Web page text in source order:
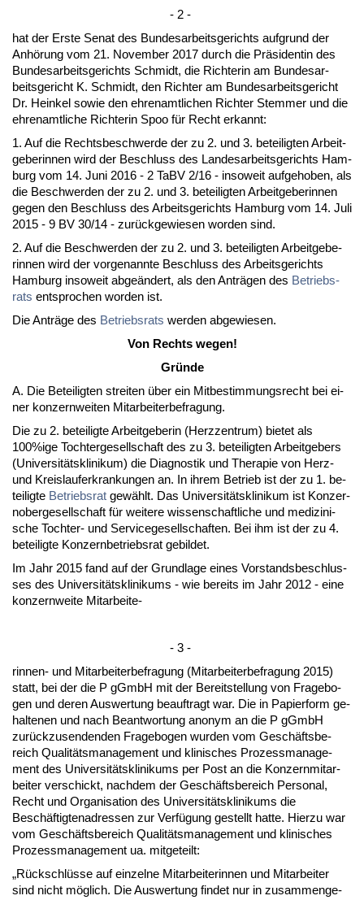
- 2 -
hat der Ers­te Se­nat des Bun­des­ar­beits­ge­richts auf­grund der
Anhörung vom 21. No­vem­ber 2017 durch die Präsi­den­tin des
Bun­des­ar­beits­ge­richts Schmidt, die Rich­te­rin am Bun­des­ar­
beits­ge­richt K. Schmidt, den Rich­ter am Bun­des­ar­beits­ge­richt
Dr. Hein­kel so­wie den eh­ren­amt­li­chen Rich­ter Stem­mer und die
eh­ren­amt­li­che Rich­te­rin Spoo für Recht er­kannt:
1. Auf die Rechts­be­schwer­de der zu 2. und 3. be­tei­lig­ten Ar­beit­
ge­be­rin­nen wird der Be­schluss des Lan­des­ar­beits­ge­richts Ham­
burg vom 14. Ju­ni 2016 - 2 TaBV 2/16 - in­so­weit auf­ge­ho­ben, als
die Be­schwer­den der zu 2. und 3. be­tei­lig­ten Ar­beit­ge­be­rin­nen
ge­gen den Be­schluss des Ar­beits­ge­richts Ham­burg vom 14. Ju­li
2015 - 9 BV 30/14 - zurück­ge­wie­sen wor­den sind.
2. Auf die Be­schwer­den der zu 2. und 3. be­tei­lig­ten Ar­beit­ge­be­
rin­nen wird der vor­ge­nann­te Be­schluss des Ar­beits­ge­richts
Ham­burg in­so­weit ab­geändert, als den Anträgen des Be­triebs­
rats ent­spro­chen wor­den ist.
Die Anträge des Be­triebs­rats wer­den ab­ge­wie­sen.
Von Rechts we­gen!
Gründe
A. Die Be­tei­lig­ten strei­ten über ein Mit­be­stim­mungs­recht bei ei­
ner kon­zern­wei­ten Mit­ar­bei­ter­be­fra­gung.
Die zu 2. be­tei­lig­te Ar­beit­ge­be­rin (Herz­zen­trum) bie­tet als
100%ige Toch­ter­ge­sell­schaft des zu 3. be­tei­lig­ten Ar­beit­ge­bers
(Uni­ver­sitätskli­ni­kum) die Dia­gnos­tik und The­ra­pie von Herz-
und Kreis­lauf­er­kran­kun­gen an. In ih­rem Be­trieb ist der zu 1. be­
tei­lig­te Be­triebs­rat gewählt. Das Uni­ver­sitätskli­ni­kum ist Kon­zer­
no­ber­ge­sell­schaft für wei­te­re wis­sen­schaft­li­che und me­di­zi­ni­
sche Toch­ter- und Ser­vice­ge­sell­schaf­ten. Bei ihm ist der zu 4.
be­tei­lig­te Kon­zern­be­triebs­rat ge­bil­det.
Im Jahr 2015 fand auf der Grund­la­ge ei­nes Vor­stands­be­schlus­
ses des Uni­ver­sitätskli­ni­kums - wie be­reits im Jahr 2012 - ei­ne
kon­zern­wei­te Mit­ar­bei­te-
- 3 -
rin­nen- und Mit­ar­bei­ter­be­fra­gung (Mit­ar­bei­ter­be­fra­gung 2015)
statt, bei der die P gGmbH mit der Be­reit­stel­lung von Fra­ge­bo­
gen und de­ren Aus­wer­tung be­auf­tragt war. Die in Pa­pier­form ge­
hal­te­nen und nach Be­ant­wor­tung an­onym an die P gGmbH
zurück­zu­sen­den­den Fra­ge­bo­gen wur­den vom Geschäfts­be­
reich Qua­litäts­ma­nage­ment und kli­ni­sches Pro­zess­ma­nage­
ment des Uni­ver­sitätskli­ni­kums per Post an die Kon­zern­mit­ar­
bei­ter ver­schickt, nach­dem der Geschäfts­be­reich Per­so­nal,
Recht und Or­ga­ni­sa­ti­on des Uni­ver­sitätskli­ni­kums die
Beschäftig­ten­adres­sen zur Verfügung ge­stellt hat­te. Hier­zu war
vom Geschäfts­be­reich Qua­litäts­ma­nage­ment und kli­ni­sches
Pro­zess­ma­nage­ment ua. mit­ge­teilt:
„Rück­schlüsse auf ein­zel­ne Mit­ar­bei­te­rin­nen und Mit­ar­bei­ter
sind nicht möglich. Die Aus­wer­tung fin­det nur in zu­sam­men­ge­